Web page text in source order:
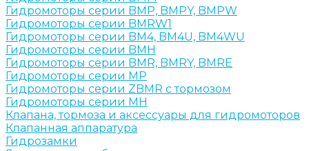
Гидромоторы серии BMP, BMPY, BMPW
Гидромоторы серии BMRW1
Гидромоторы серии BМ4, BM4U, BМ4WU
Гидромоторы серии BМH
Гидромоторы серии BМR, BMRY, BМRE
Гидромоторы серии MP
Гидромоторы серии ZBMR с тормозом
Гидромоторы серии МH
Клапана, тормоза и аксессуары для гидромоторов
Клапанная аппаратура
Гидрозамки